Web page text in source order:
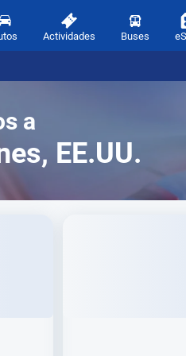
Actividades Buses
a
EE.UU.